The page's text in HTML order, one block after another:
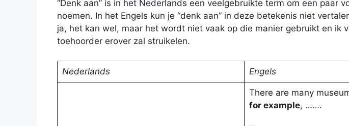
“Denk aan” is in het Nederlands een veelgebruikte term om een paar
noemen. In het Engels kun je “denk aan” in deze betekenis niet
ja, het kan wel, maar het wordt niet vaak op die manier gebruikt en ik
toehoorder erover zal struikelen.
Nederlands Engels
There are many
for example, …….